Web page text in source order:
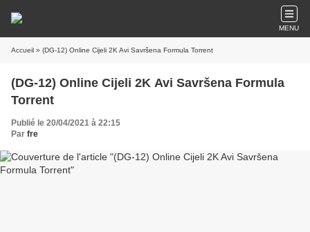
MENU
Accueil » (DG-12) Online Cijeli 2K Avi Savršena Formula Torrent
(DG-12) Online Cijeli 2K Avi Savršena Formula
Torrent
Publié le 20/04/2021 à 22:15
Par fre